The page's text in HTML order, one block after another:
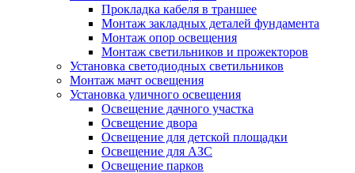
Прокладка кабеля в траншее
Монтаж закладных деталей фундамента
Монтаж опор освещения
Монтаж светильников и прожекторов
Установка светодиодных светильников
Монтаж мачт освещения
Установка уличного освещения
Освещение дачного участка
Освещение двора
Освещение для детской площадки
Освещение для АЗС
Освещение парков